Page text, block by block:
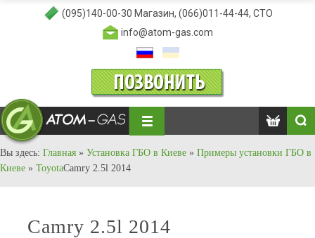
(095)140-00-30 Магазин, (066)011-44-44, СТО
info@atom-gas.com
Вы здесь: Главная » Установка ГБО в Киеве » Примеры установки ГБО в
Киеве » ToyotaCamry 2.5l 2014
Camry 2.5l 2014